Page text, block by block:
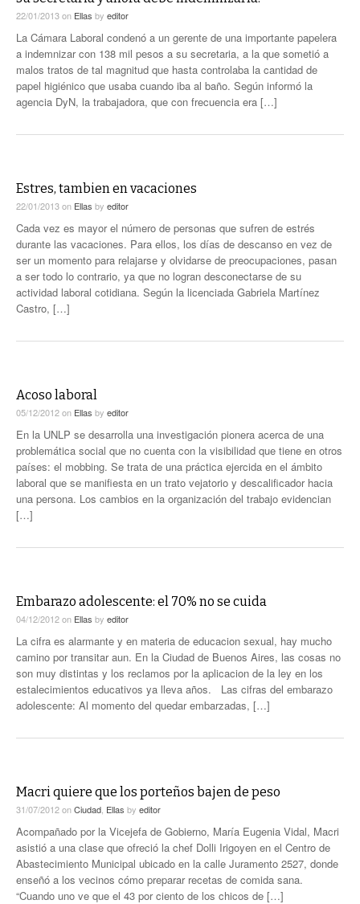
22/01/2013on Ellas by editor
La Cámara Laboral condenó a un gerente de una importante papelera
a indemnizar con 138 mil pesos a su secretaria, a la que sometió a
malos tratos de tal magnitud que hasta controlaba la cantidad de
papel higiénico que usaba cuando iba al baño. Según informó la
agencia DyN, la trabajadora, que con frecuencia era […]
Estres, tambien en vacaciones
22/01/2013on Ellas by editor
Cada vez es mayor el número de personas que sufren de estrés
durante las vacaciones. Para ellos, los días de descanso en vez de
ser un momento para relajarse y olvidarse de preocupaciones, pasan
a ser todo lo contrario, ya que no logran desconectarse de su
actividad laboral cotidiana. Según la licenciada Gabriela Martínez
Castro, […]
Acoso laboral
05/12/2012on Ellas by editor
En la UNLP se desarrolla una investigación pionera acerca de una
problemática social que no cuenta con la visibilidad que tiene en otros
países: el mobbing. Se trata de una práctica ejercida en el ámbito
laboral que se manifiesta en un trato vejatorio y descalificador hacia
una persona. Los cambios en la organización del trabajo evidencian
[…]
Embarazo adolescente: el 70% no se cuida
04/12/2012on Ellas by editor
La cifra es alarmante y en materia de educacion sexual, hay mucho
camino por transitar aun. En la Ciudad de Buenos Aires, las cosas no
son muy distintas y los reclamos por la aplicacion de la ley en los
estalecimientos educativos ya lleva años. Las cifras del embarazo
adolescente: Al momento del quedar embarzadas, […]
Macri quiere que los porteños bajen de peso
31/07/2012onCiudad Ellas by editor
Acompañado por la Vicejefa de Gobierno, María Eugenia Vidal, Macri
asistió a una clase que ofreció la chef Dolli Irigoyen en el Centro de
Abastecimiento Municipal ubicado en la calle Juramento 2527, donde
enseñó a los vecinos cómo preparar recetas de comida sana.
“Cuando uno ve que el 43 por ciento de los chicos de […]